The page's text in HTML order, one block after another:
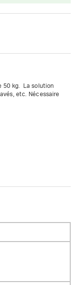
50 kg.  La solution
etc. Nécessaire